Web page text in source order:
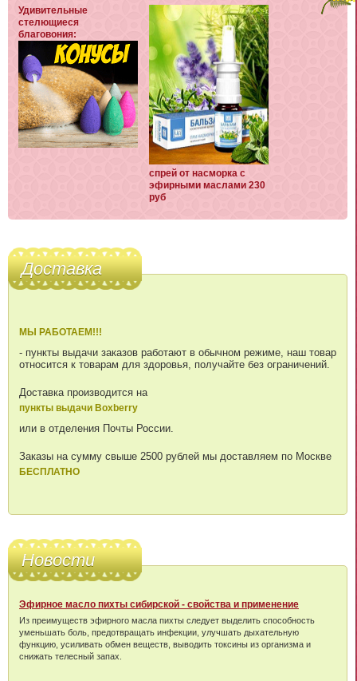
Удивительные
стелющиеся
благовония:
спрей от насморка с
эфирными маслами 230
руб
Доставка
МЫ РАБОТАЕМ!!!
- пункты выдачи заказов работают в обычном режиме, наш товар
относится к товарам для здоровья, получайте без ограничений.
Доставка производится на
пункты выдачи Boxberry
или в отделения Почты России.
Заказы на сумму свыше 2500 рублей мы доставляем по Москве
БЕСПЛАТНО
Новости
Эфирное масло пихты сибирской - свойства и применение
Из преимуществ эфирного масла пихты следует выделить способность
уменьшать боль, предотвращать инфекции, улучшать дыхательную
функцию, усиливать обмен веществ, выводить токсины из организма и
снижать телесный запах.